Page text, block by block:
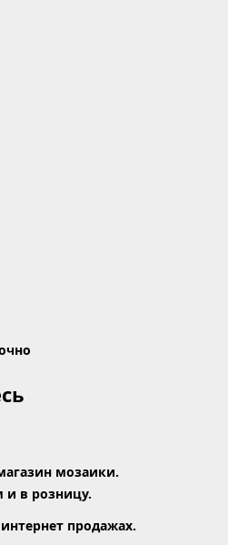
мозаики.
в розницу.
продажах.